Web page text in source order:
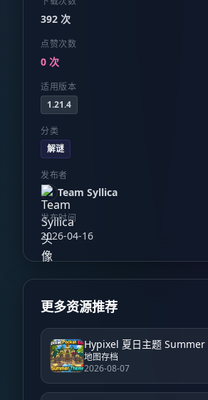
392 次
点赞次数
0 次
适用版本
1.21.4
分类
解谜
发布者
Team Syllica
发布时间
2026-04-16
更多资源推荐
地图存档
2026-08-07